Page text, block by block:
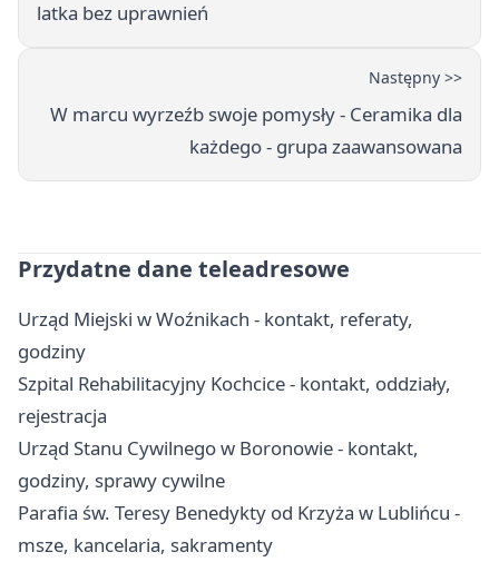
latka bez uprawnień
Następny >>
W marcu wyrzeźb swoje pomysły - Ceramika dla
każdego - grupa zaawansowana
Przydatne dane teleadresowe
Urząd Miejski w Woźnikach - kontakt, referaty,
godziny
Szpital Rehabilitacyjny Kochcice - kontakt, oddziały,
rejestracja
Urząd Stanu Cywilnego w Boronowie - kontakt,
godziny, sprawy cywilne
Parafia św. Teresy Benedykty od Krzyża w Lublińcu -
msze, kancelaria, sakramenty